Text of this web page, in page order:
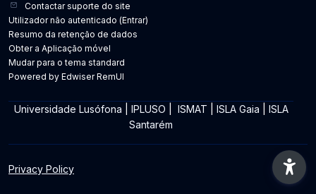
Contactar suporte do site
Utilizador não autenticado (Entrar)
Resumo da retenção de dados
Obter a Aplicação móvel
Mudar para o tema standard
Powered by Edwiser RemUI
Universidade Lusófona IPLUSO ISMAT ISLA Gaia
ISLA
Santarém
Privacy Policy